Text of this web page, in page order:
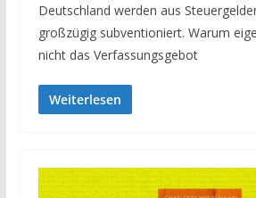
Deutschland werden aus
großzügig subventioniert. Warum
nicht das Verfassungsgebot
Weiterlesen